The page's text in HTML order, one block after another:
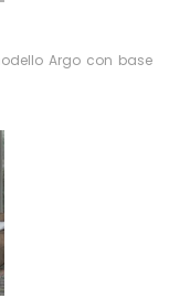
Argo con base